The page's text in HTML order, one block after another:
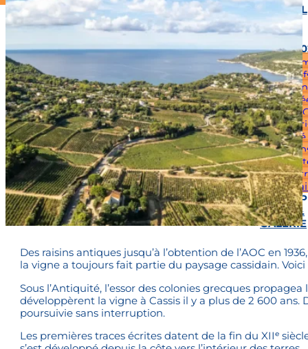
ACCUEIL
EDITION
Les
Cours de
et de
Marché
PRESSE
GALERIE
Des raisins antiques jusqu’à l’obtention de l’AOC en
la vigne a toujours fait partie du paysage cassidain.
Sous l’Antiquité, l’essor des colonies grecques
développèrent la vigne à Cassis il y a plus de 2 600 ans.
poursuivie sans interruption.
Les premières traces écrites datent de la fin du XIIᵉ